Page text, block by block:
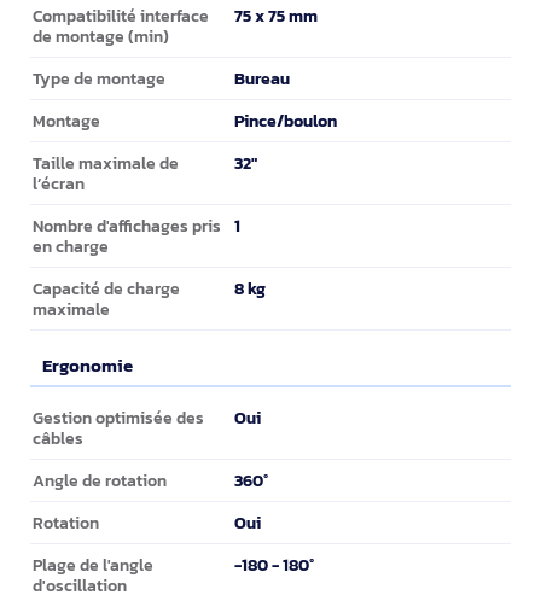
Compatibilité interface
de montage (min)
75 x 75 mm
Type de montage Bureau
Montage Pince/boulon
Taille maximale de
l’écran
32"
Nombre d'affichages pris
en charge
1
Capacité de charge
maximale
8 kg
Ergonomie
Ergonomie
Gestion optimisée des
câbles
Oui
Angle de rotation 360°
Rotation Oui
Plage de l'angle
d'oscillation
-180 - 180°